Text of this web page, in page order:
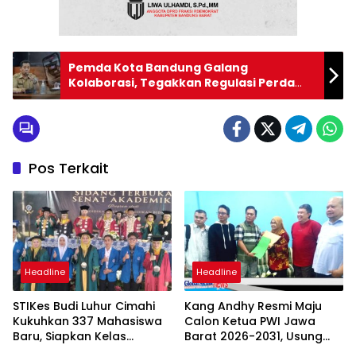
Pemda Kota Bandung Galang
Kolaborasi, Tegakkan Regulasi Perda
Reklame
Pos Terkait
Headline
STIKes Budi Luhur Cimahi
Kukuhkan 337 Mahasiswa
Baru, Siapkan Kelas
Headline
Kang Andhy Resmi Maju
Calon Ketua PWI Jawa
Barat 2026-2031, Usung